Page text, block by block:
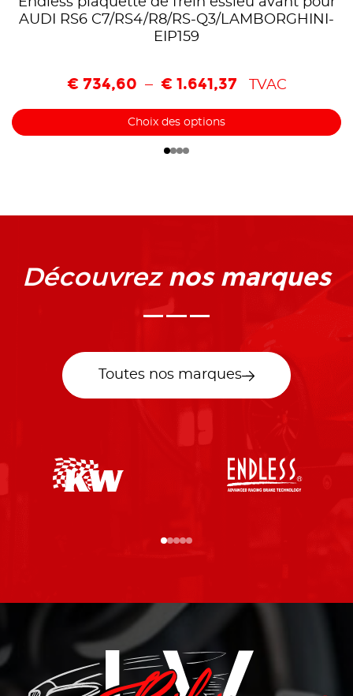
AUDI RS6 C7/RS4/R8/RS-Q3/LAMBORGHINI-
EIP159
€734,60 – €1.641,37 TVAC
Choix des options
Découvrez nos marques
Toutes nos marques